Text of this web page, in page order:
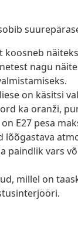
koosneb
nagu
on käsitsi
ka oranži,
E27 pesa
lõõgastava
paindlik vars
millel on